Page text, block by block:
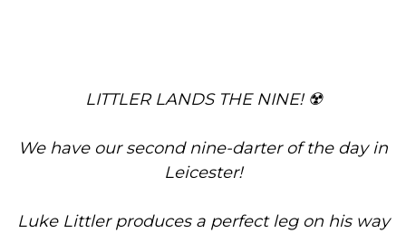
LITTLER LANDS THE NINE! ☢️
We have our second nine-darter of the day in
Leicester!
Luke Littler produces a perfect leg on his way